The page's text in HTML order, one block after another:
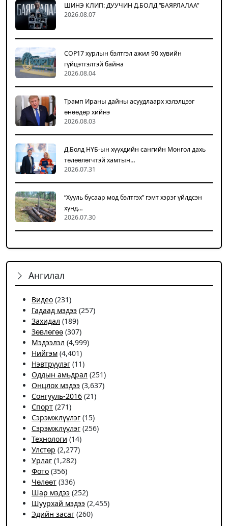
ШИНЭ КЛИП: ДУУЧИН Д.БОЛД “БАЯРЛАЛАА”
2026.08.07
COP17 хурлын бэлтгэл ажил 90 хувийн
гүйцэтгэлтэй байна
2026.08.04
Трамп Ираны дайны асуудлаарх хэлэлцээг
өнөөдөр хийнэ
2026.08.03
Д.Болд НҮБ-ын хүүхдийн сангийн Монгол дахь
төлөөлөгчтэй хамтын…
2026.07.31
“Хууль бусаар мод бэлтгэх” гэмт хэрэг үйлдсэн
хүнд…
2026.07.30
Ангилал
Видео (231)
Гадаад мэдээ (257)
Захидал (189)
Зөвлөгөө (307)
Мэдээлэл (4,999)
Нийгэм (4,401)
Нэвтрүүлэг (11)
Оддын амьдрал (251)
Онцлох мэдээ (3,637)
Сонгууль-2016 (21)
Спорт (271)
Сэрэмжлүүлэг (15)
Сэрэмжлүүлэг (256)
Технологи (14)
Улстөр (2,277)
Урлаг (1,282)
Фото (356)
Чѳлѳѳт (336)
Шар мэдээ (252)
Шуурхай мэдээ (2,455)
Эдийн засаг (260)